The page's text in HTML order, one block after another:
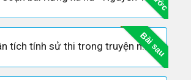
Bài sau
Đề bài : Phân tích tính sử thi trong truyện ngắn “Rừng xà nu” của Nguyễn Trung Thành